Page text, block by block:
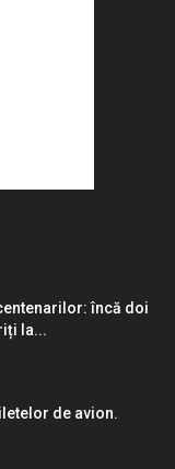
încă doi
la...
de avion.